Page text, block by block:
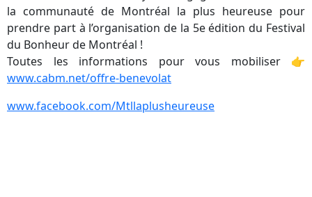
la communauté de Montréal la plus heureuse pour
prendre part à l’organisation de la 5e édition du Festival
du Bonheur de Montréal !
Toutes les informations pour vous mobiliser 👉
www.cabm.net/offre-benevolat
www.facebook.com/Mtllaplusheureuse